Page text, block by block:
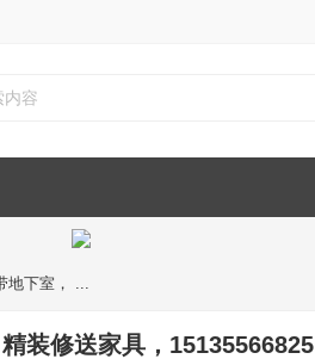
地下室， ...
装修送家具，15135566825